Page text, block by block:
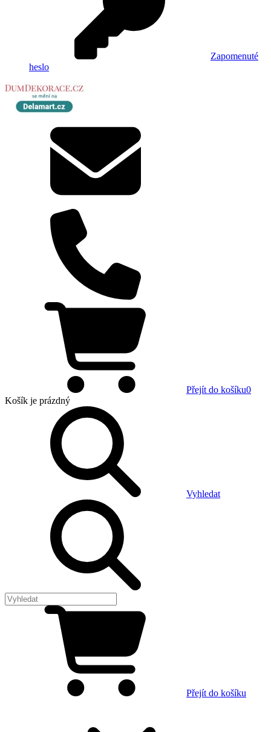
Zapomenuté
heslo
Přejít do košíku0
Košík je prázdný
Vyhledat
Přejít do košíku